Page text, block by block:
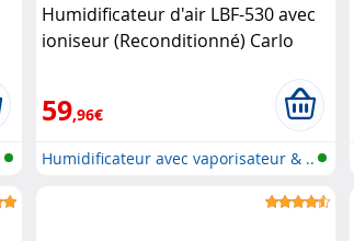
Humidificateur d'air LBF-530 avec
ioniseur (Reconditionné) Carlo
59,96€
Humidificateur avec vaporisateur & ..